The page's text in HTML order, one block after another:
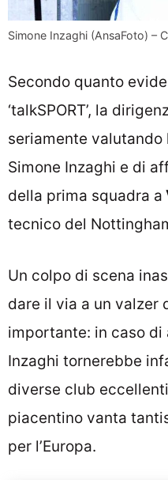
Simone Inzaghi (AnsaFoto) –
Secondo quanto
‘talkSPORT’, la
seriamente valutando
Simone Inzaghi e di
della prima squadra a
tecnico del
Un colpo di scena
dare il via a un valzer
importante: in caso di
Inzaghi tornerebbe
diverse club
piacentino vanta
per l’Europa.